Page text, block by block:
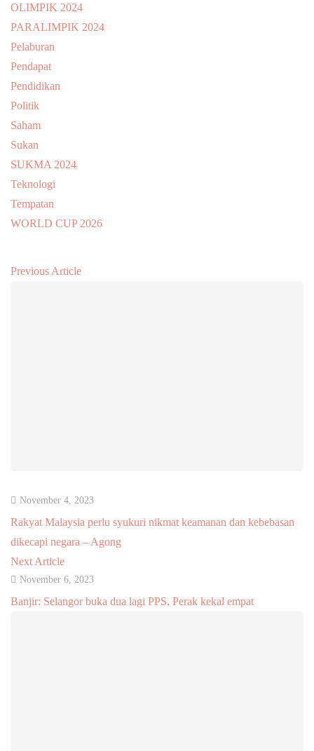
OLIMPIK 2024
PARALIMPIK 2024
Pelaburan
Pendapat
Pendidikan
Politik
Saham
Sukan
SUKMA 2024
Teknologi
Tempatan
WORLD CUP 2026
Previous Article
November 4, 2023
Rakyat Malaysia perlu syukuri nikmat keamanan dan kebebasan
dikecapi negara – Agong
Next Article
November 6, 2023
Banjir: Selangor buka dua lagi PPS, Perak kekal empat